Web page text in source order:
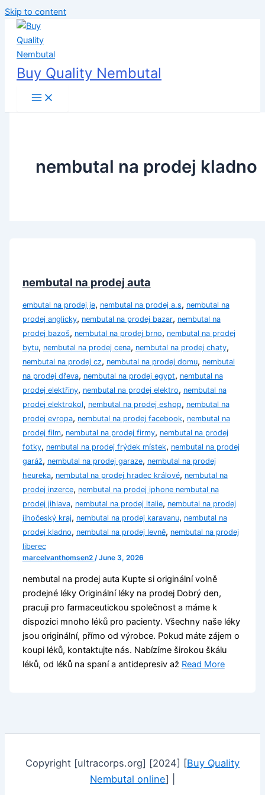
Skip to content
Buy Quality Nembutal
nembutal na prodej kladno
nembutal na prodej auta
embutal na prodej je, nembutal na prodej a.s, nembutal na
prodej anglicky, nembutal na prodej bazar, nembutal na
prodej bazoš, nembutal na prodej brno, nembutal na prodej
bytu, nembutal na prodej cena, nembutal na prodej chaty,
nembutal na prodej cz, nembutal na prodej domu, nembutal
na prodej dřeva, nembutal na prodej egypt, nembutal na
prodej elektřiny, nembutal na prodej elektro, nembutal na
prodej elektrokol, nembutal na prodej eshop, nembutal na
prodej evropa, nembutal na prodej facebook, nembutal na
prodej film, nembutal na prodej firmy, nembutal na prodej
fotky, nembutal na prodej frýdek místek, nembutal na prodej
garáž, nembutal na prodej garaze, nembutal na prodej
heureka, nembutal na prodej hradec králové, nembutal na
prodej inzerce, nembutal na prodej iphone nembutal na
prodej jihlava, nembutal na prodej italie, nembutal na prodej
jihočeský kraj, nembutal na prodej karavanu, nembutal na
prodej kladno, nembutal na prodej levně, nembutal na prodej
liberec
marcelvanthomsen2 /June 3, 2026
nembutal na prodej auta Kupte si originální volně
prodejné léky Originální léky na prodej Dobrý den,
pracuji pro farmaceutickou společnost a máme k
dispozici mnoho léků pro pacienty. Všechny naše léky
jsou originální, přímo od výrobce. Pokud máte zájem o
koupi léků, kontaktujte nás. Nabízíme širokou škálu
léků, od léků na spaní a antidepresiv až Read More
Copyright [ultracorps.org] [2024] [Buy Quality
Nembutal online] |